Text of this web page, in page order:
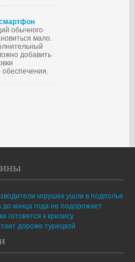
обычного
мало.
добавить
обеспечения.
игрушек ушли в подполье
до конца года не подорожает
готовятся к кризису
дороже турецкой